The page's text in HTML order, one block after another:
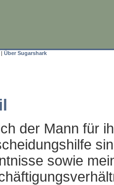
| Über Sugarshark
der Mann für
sowie